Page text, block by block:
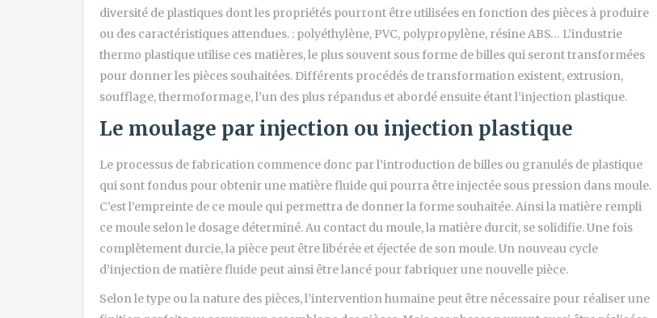
diversité de plastiques dont les propriétés pourront être utilisées en fonction des pièces à produire
ou des caractéristiques attendues. : polyéthylène, PVC, polypropylène, résine ABS… L’industrie
thermo plastique utilise ces matières, le plus souvent sous forme de billes qui seront transformées
pour donner les pièces souhaitées. Différents procédés de transformation existent, extrusion,
soufflage, thermoformage, l’un des plus répandus et abordé ensuite étant l’injection plastique.
Le moulage par injection ou injection plastique
Le processus de fabrication commence donc par l’introduction de billes ou granulés de plastique
qui sont fondus pour obtenir une matière fluide qui pourra être injectée sous pression dans moule.
C’est l’empreinte de ce moule qui permettra de donner la forme souhaitée. Ainsi la matière rempli
ce moule selon le dosage déterminé. Au contact du moule, la matière durcit, se solidifie. Une fois
complètement durcie, la pièce peut être libérée et éjectée de son moule. Un nouveau cycle
d’injection de matière fluide peut ainsi être lancé pour fabriquer une nouvelle pièce.
Selon le type ou la nature des pièces, l’intervention humaine peut être nécessaire pour réaliser une